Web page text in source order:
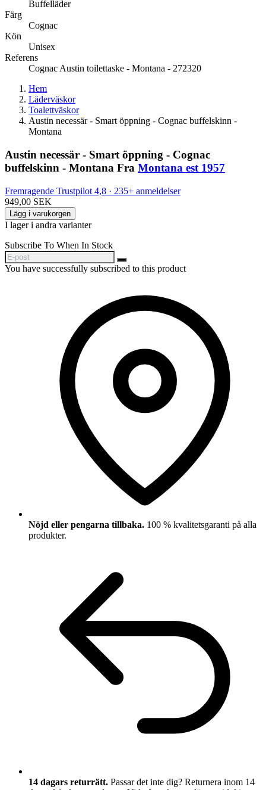
Buffelläder
Färg
Cognac
Kön
Unisex
Referens
Cognac Austin toilettaske - Montana - 272320
Hem
Läderväskor
Toalettväskor
Austin necessär - Smart öppning - Cognac buffelskinn -
Montana
Austin necessär - Smart öppning - Cognac
buffelskinn - Montana Fra Montana est 1957
Fremragende Trustpilot 4,8 · 235+ anmeldelser
949,00 SEK
Lägg i varukorgen
I lager i andra varianter
Subscribe To When In Stock
You have successfully subscribed to this product
Nöjd eller pengarna tillbaka. 100 % kvalitetsgaranti på alla
produkter.
14 dagars returrätt. Passar det inte dig? Returnera inom 14